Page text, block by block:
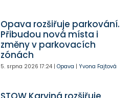
Opava rozšiřuje parkování.
Přibudou nová místa i
změny v parkovacích
zónách
5. srpna 2026 17:24| Opava | Yvona Fajtová